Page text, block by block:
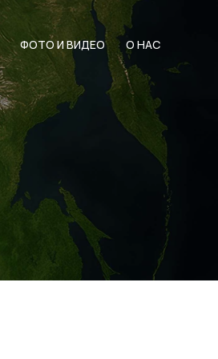
ФОТО И ВИДЕО О НАС